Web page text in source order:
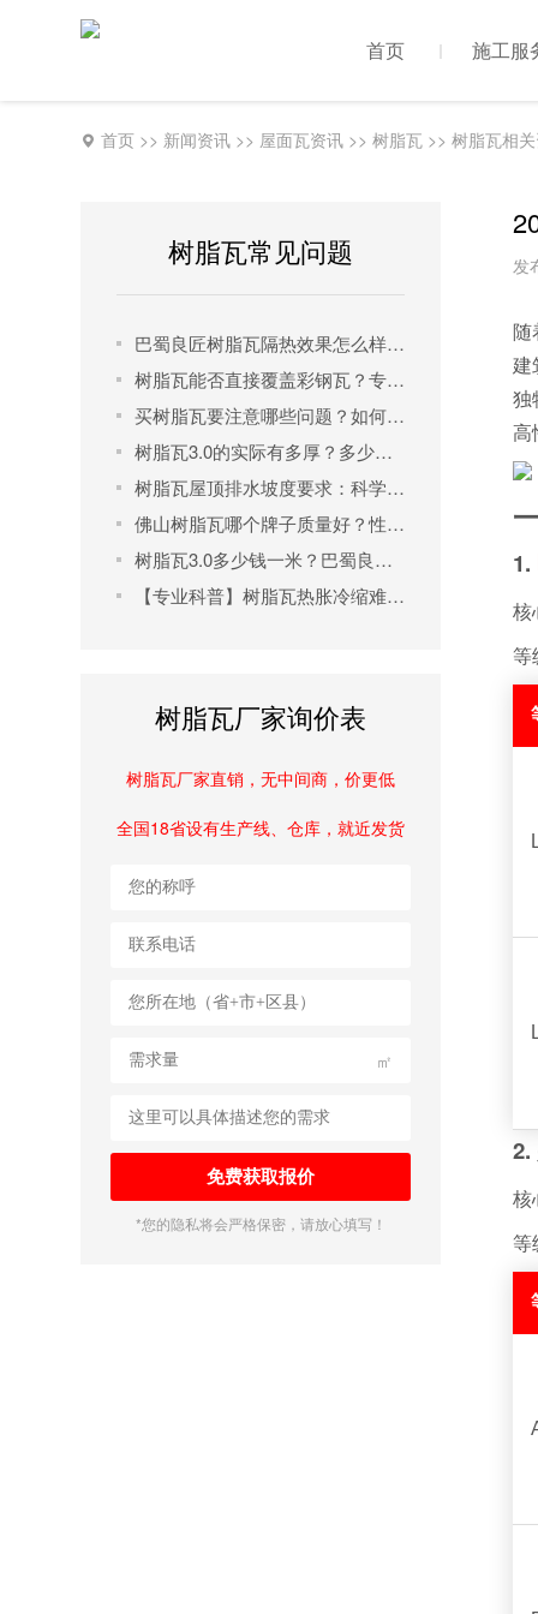
首页 施工服
首页 >> 新闻资讯 >> 屋面瓦资讯 >>树脂瓦 >>树脂瓦相
树脂瓦常见问题
巴蜀良匠树脂瓦隔热效果怎么样？一文读懂其科学原理与实测表现
树脂瓦能否直接覆盖彩钢瓦？专业解析正确安装方法与品牌选择
买树脂瓦要注意哪些问题？如何选择才能买到优质树脂瓦管用30年？
树脂瓦3.0的实际有多厚？多少钱一米？
树脂瓦屋顶排水坡度要求：科学设计确保排水与美观兼得
佛山树脂瓦哪个牌子质量好？性价比之王是它！​
树脂瓦3.0多少钱一米？巴蜀良匠高性价比产品解析及选购指南
【专业科普】树脂瓦热胀冷缩难题破解指南：从施工到维护全流程解析
树脂瓦厂家询价表
树脂瓦厂家直销，无中间商，价更低
全国18省设有生产线、仓库，就近发货
㎡
*您的隐私将会严格保密，请放心填写！
发
随
建
独
高
1.
核
等
2.
核
等